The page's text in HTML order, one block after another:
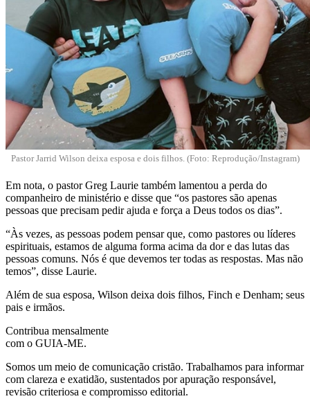
Pastor Jarrid Wilson deixa esposa e dois filhos. (Foto: Reprodução/Instagram)
Em nota, o pastor Greg Laurie também lamentou a perda do
companheiro de ministério e disse que “os pastores são apenas
pessoas que precisam pedir ajuda e força a Deus todos os dias”.
“Às vezes, as pessoas podem pensar que, como pastores ou líderes
espirituais, estamos de alguma forma acima da dor e das lutas das
pessoas comuns. Nós é que devemos ter todas as respostas. Mas não
temos”, disse Laurie.
Além de sua esposa, Wilson deixa dois filhos, Finch e Denham; seus
pais e irmãos.
Contribua mensalmente
com o GUIA-ME.
Somos um meio de comunicação cristão. Trabalhamos para informar
com clareza e exatidão, sustentados por apuração responsável,
revisão criteriosa e compromisso editorial.